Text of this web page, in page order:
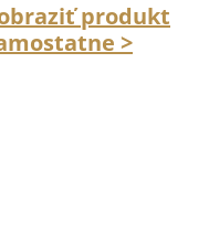
produkt
>